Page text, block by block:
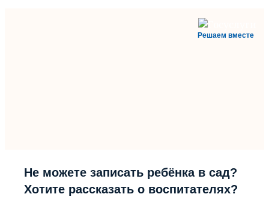
Решаем вместе
Не можете записать ребёнка в сад?
Хотите рассказать о воспитателях?